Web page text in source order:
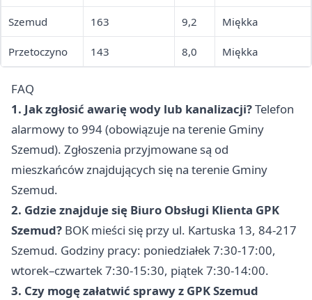
Szemud 163 9,2 Miękka
Przetoczyno 143 8,0 Miękka
FAQ
1. Jak zgłosić awarię wody lub kanalizacji?Telefon
alarmowy to 994 (obowiązuje na terenie Gminy
Szemud). Zgłoszenia przyjmowane są od
mieszkańców znajdujących się na terenie Gminy
Szemud.
2. Gdzie znajduje się Biuro Obsługi Klienta GPK
Szemud? BOK mieści się przy ul. Kartuska 13, 84-217
Szemud. Godziny pracy: poniedziałek 7:30-17:00,
wtorek–czwartek 7:30-15:30, piątek 7:30-14:00.
3. Czy mogę załatwić sprawy z GPK Szemud